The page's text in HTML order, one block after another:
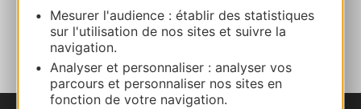
Mesurer l'audience : établir des statistiques
sur l'utilisation de nos sites et suivre la
navigation.
Analyser et personnaliser : analyser vos
parcours et personnaliser nos sites en
fonction de votre navigation.
AJOUTER
AU CARNET